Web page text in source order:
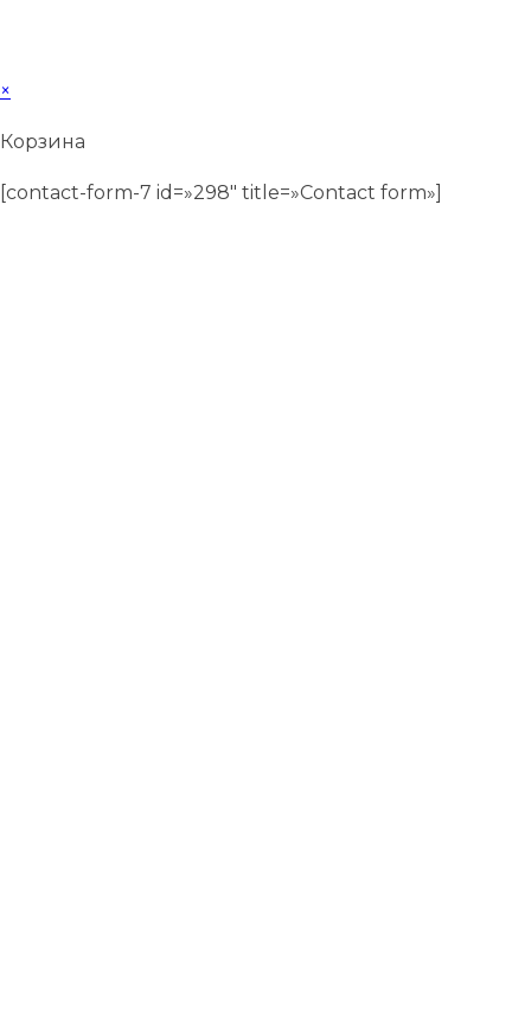
×
Корзина
[contact-form-7 id=»298″ title=»Contact form»]